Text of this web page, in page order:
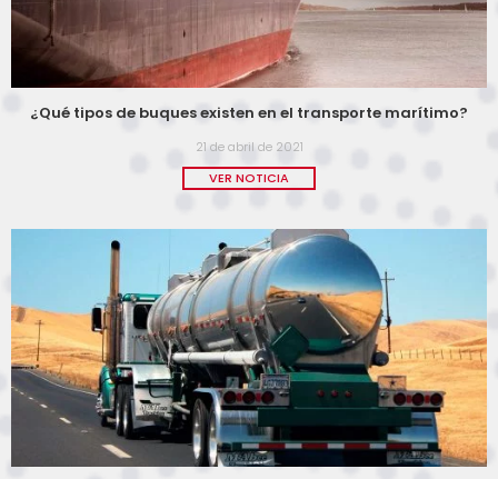
¿Qué tipos de buques existen en el transporte marítimo?
21 de abril de 2021
VER NOTICIA